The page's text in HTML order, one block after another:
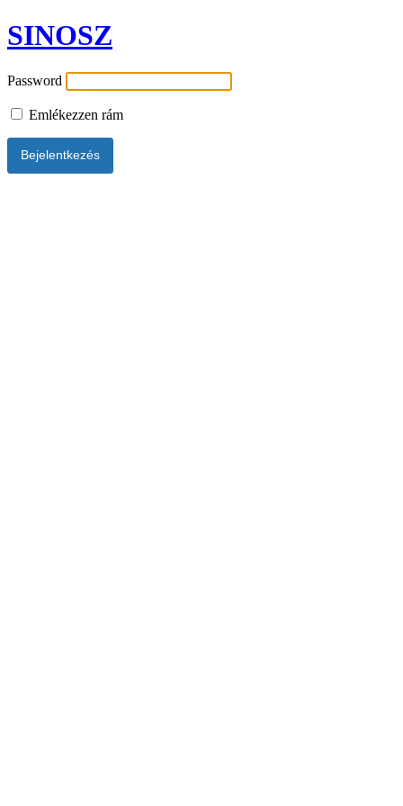
SINOSZ
Password
Emlékezzen rám